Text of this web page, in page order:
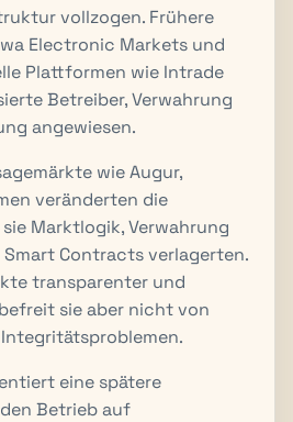
vollzogen. Frühere
Electronic Markets und
Plattformen wie Intrade
Betreiber, Verwahrung
angewiesen.
wie Augur,
veränderten die
Marktlogik, Verwahrung
Contracts verlagerten.
transparenter und
sie aber nicht von
eine spätere
Betrieb auf